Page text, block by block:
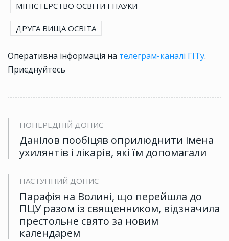
МІНІСТЕРСТВО ОСВІТИ І НАУКИ
ДРУГА ВИЩА ОСВІТА
Оперативна інформація на телеграм-каналі ГІТу.
Приєднуйтесь
ПОПЕРЕДНІЙ ДОПИС
Данілов пообіцяв оприлюднити імена
ухилянтів і лікарів, які їм допомагали
НАСТУПНИЙ ДОПИС
Парафія на Волині, що перейшла до
ПЦУ разом із священником, відзначила
престольне свято за новим
календарем